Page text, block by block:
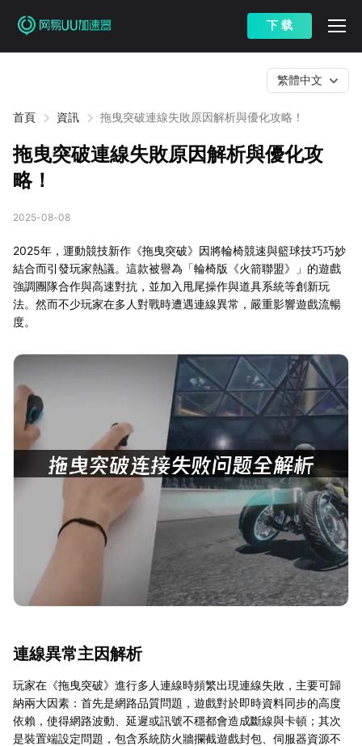
下 载
首頁 資訊 拖曳突破連線失敗原因解析與優化攻略！
繁體中文
拖曳突破連線失敗原因解析與優化攻
略！
2025-08-08
2025年，運動競技新作《拖曳突破》因將輪椅競速與籃球技巧巧妙
結合而引發玩家熱議。這款被譽為「輪椅版《火箭聯盟》」的遊戲
強調團隊合作與高速對抗，並加入甩尾操作與道具系統等創新玩
法。然而不少玩家在多人對戰時遭遇連線異常，嚴重影響遊戲流暢
度。
連線異常主因解析
玩家在《拖曳突破》進行多人連線時頻繁出現連線失敗，主要可歸
納兩大因素：首先是網路品質問題，遊戲對於即時資料同步的高度
依賴，使得網路波動、延遲或訊號不穩都會造成斷線與卡頓；其次
是裝置端設定問題，包含系統防火牆攔截遊戲封包、伺服器資源不